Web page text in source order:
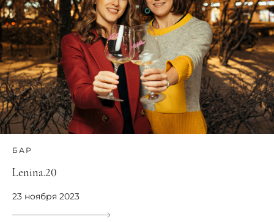
БАР
Lenina.20
23 ноября 2023